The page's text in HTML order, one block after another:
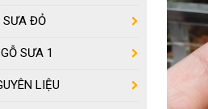
SƯA ĐỎ
SƯA 1
LIỆU